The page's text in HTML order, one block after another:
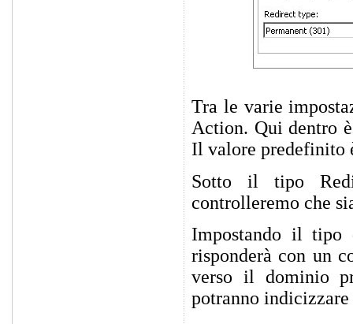
Tra le varie
Action. Qui dentro
Il valore predefinito
Sotto il tipo
controlleremo che
Impostando il tipo
risponderà con un
verso il dominio
potranno